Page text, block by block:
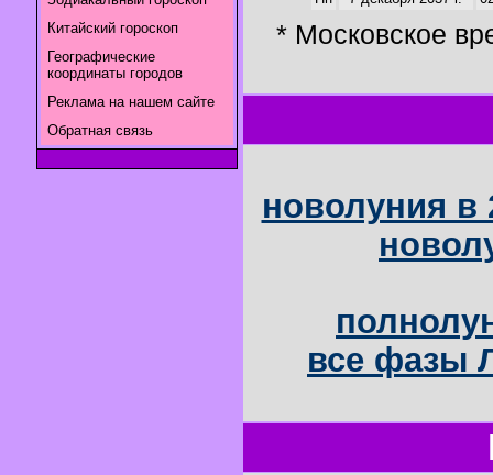
Китайский гороскоп
Географические
координаты городов
Реклама на нашем сайте
Обратная связь
* Московское
новолуния в
все фазы